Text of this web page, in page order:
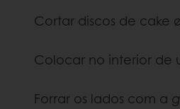
Cortar discos de cake
Colocar no interior de
Forrar os lados com a